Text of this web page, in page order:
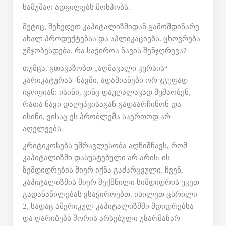
სამუშაო ადგილებს მოსპობს.
მეტიც, შეხედეთ კაპიტალიზმიდან გამომდინარე
ახალ პროდუქტებსა და აპლიკაციებს. ცხოვრება
უმჯობესდება. რა საჭიროა ნავის შენჯღრევა?
თუმცა, გთავაზობთ „აღმავალი კურსის“
კარიკატურას- ნავში, ადამიანები ორ ჯგუფად
იყოფიან: ისინი, ვინც დაუღალავად მუშაობენ,
რათა ნავი დაღუპვისაგან გადაარჩინონ და
ისინი, ვისაც ეს პრობლემა საერთოდ არ
აღელვებს.
კრიტიკოსებს უმრავლესობა აღნიშნავს, რომ
კაპიტალიზმი დასუსტებული არ არის: ის
ზემდიდრების მიერ იქნა გაძარცვული. ჩვენ,
კაპიტალიზმის მიერ შექმნილი სიმდიდრის უკეთ
გადანაწილებას ვსაჭიროებთ. იხილეთ ცხრილი
2, სადაც ამერიკულ კაპიტალიზმში მდიდრებსა
და ღარიბებს შორის არსებული უზარმაზარ